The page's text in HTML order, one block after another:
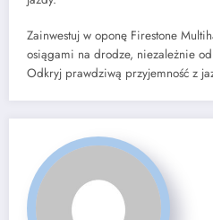
Zainwestuj w oponę Firestone
osiągami na drodze, niezależnie
Odkryj prawdziwą przyjemność z